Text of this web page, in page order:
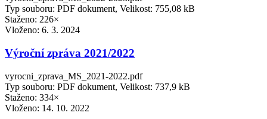
Typ souboru: PDF dokument, Velikost: 755,08 kB
Staženo: 226×
Vloženo: 6. 3. 2024
Výroční zpráva 2021/2022
vyrocni_zprava_MS_2021-2022.pdf
Typ souboru: PDF dokument, Velikost: 737,9 kB
Staženo: 334×
Vloženo: 14. 10. 2022